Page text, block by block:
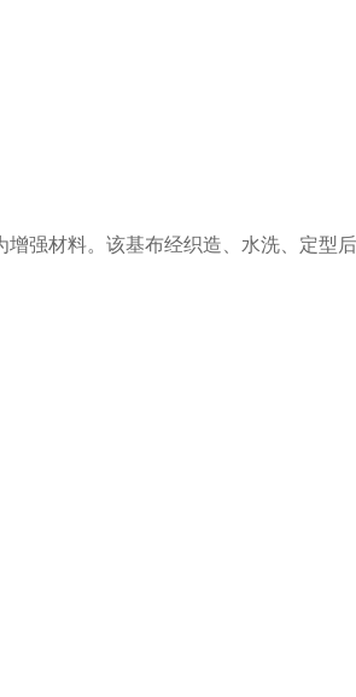
增强材料。该基布经织造、水洗、定型后